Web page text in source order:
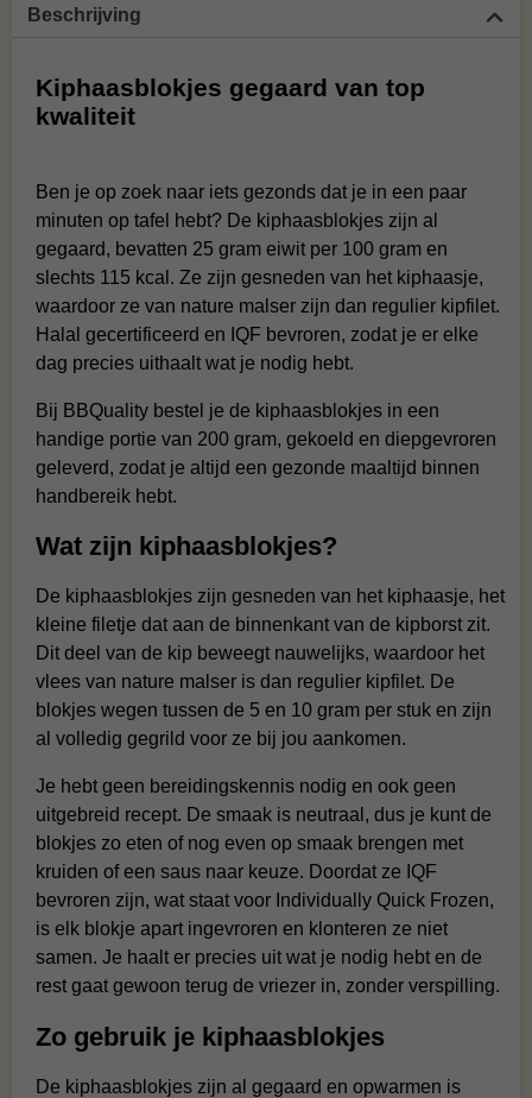
Beschrijving
Kiphaasblokjes gegaard van top
kwaliteit
Ben je op zoek naar iets gezonds dat je in een paar
minuten op tafel hebt? De kiphaasblokjes zijn al
gegaard, bevatten 25 gram eiwit per 100 gram en
slechts 115 kcal. Ze zijn gesneden van het kiphaasje,
waardoor ze van nature malser zijn dan regulier kipfilet.
Halal gecertificeerd en IQF bevroren, zodat je er elke
dag precies uithaalt wat je nodig hebt.
Bij BBQuality bestel je de kiphaasblokjes in een
handige portie van 200 gram, gekoeld en diepgevroren
geleverd, zodat je altijd een gezonde maaltijd binnen
handbereik hebt.
Wat zijn kiphaasblokjes?
De kiphaasblokjes zijn gesneden van het kiphaasje, het
kleine filetje dat aan de binnenkant van de kipborst zit.
Dit deel van de kip beweegt nauwelijks, waardoor het
vlees van nature malser is dan regulier kipfilet. De
blokjes wegen tussen de 5 en 10 gram per stuk en zijn
al volledig gegrild voor ze bij jou aankomen.
Je hebt geen bereidingskennis nodig en ook geen
uitgebreid recept. De smaak is neutraal, dus je kunt de
blokjes zo eten of nog even op smaak brengen met
kruiden of een saus naar keuze. Doordat ze IQF
bevroren zijn, wat staat voor Individually Quick Frozen,
is elk blokje apart ingevroren en klonteren ze niet
samen. Je haalt er precies uit wat je nodig hebt en de
rest gaat gewoon terug de vriezer in, zonder verspilling.
Zo gebruik je kiphaasblokjes
De kiphaasblokjes zijn al gegaard en opwarmen is